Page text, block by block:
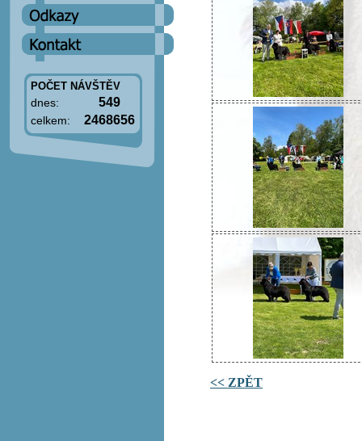
POČET NÁVŠTĚV
dnes: 549
celkem: 2468656
<< ZPĚT